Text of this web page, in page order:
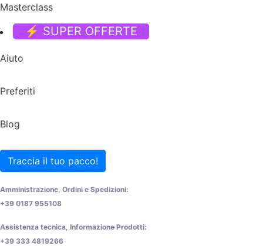
Masterclass
⚡ SUPER OFFERTE
Aiuto
Preferiti
Blog
Traccia il tuo pacco!
Amministrazione, Ordini e Spedizioni:
+39 0187 955108
Assistenza tecnica, Informazione Prodotti:
+39 333 4819266